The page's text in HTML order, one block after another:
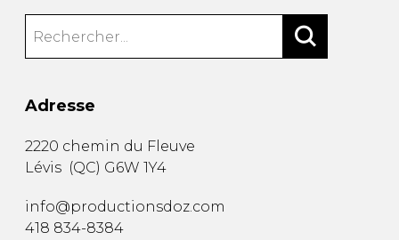
Adresse
2220 chemin du Fleuve
Lévis (QC) G6W 1Y4
info@productionsdoz.com
418 834-8384